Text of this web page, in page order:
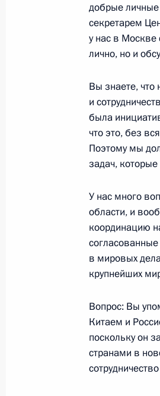
26 ноября
Начало
26 ноября 2002
Сил
26 ноября 2002
25 ноября
О
и органов
Федерации
об охране
25 ноября 2002
Выступление
добрые
секретарем
у нас в Москве
лично, но и
Вы знаете, что
и
была
что это, без
Поэтому мы
задач,
У нас много
области, и
координацию
в мировых
крупнейших
Вопрос: Вы
Китаем и
поскольку он
странами в